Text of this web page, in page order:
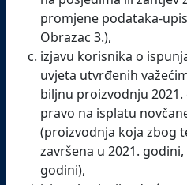
promjene podataka-
Obrazac 3.),
izjavu korisnika o
uvjeta utvrđenih
biljnu proizvodnju
pravo na isplatu
(proizvodnja koja zbog
završena u 2021.
godini),